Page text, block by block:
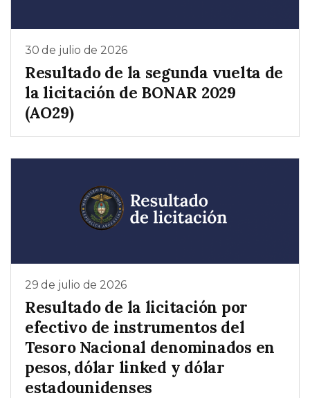
30 de julio de 2026
Resultado de la segunda vuelta de
la licitación de BONAR 2029
(AO29)
29 de julio de 2026
Resultado de la licitación por
efectivo de instrumentos del
Tesoro Nacional denominados en
pesos, dólar linked y dólar
estadounidenses